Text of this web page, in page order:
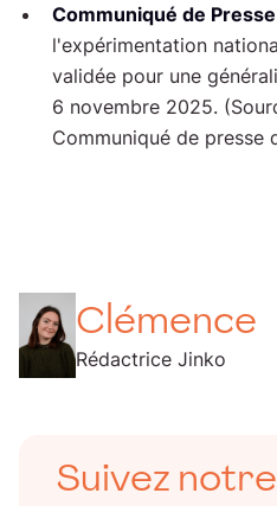
Communiqué de
l'expérimentation
validée pour une
6 novembre 2025.
Communiqué de presse
Clémence
Rédactrice Jinko
Suivez